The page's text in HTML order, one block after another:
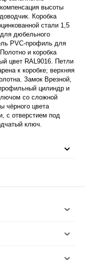
высоты
Коробка
стали 1,5
дюбельного
PVC-профиль для
и коробка
цвет RAL9016. Петли
к коробке; верхняя
Замок Врезной,
цилиндр и
со сложной
чёрного цвета
с отверстием под
ключ.